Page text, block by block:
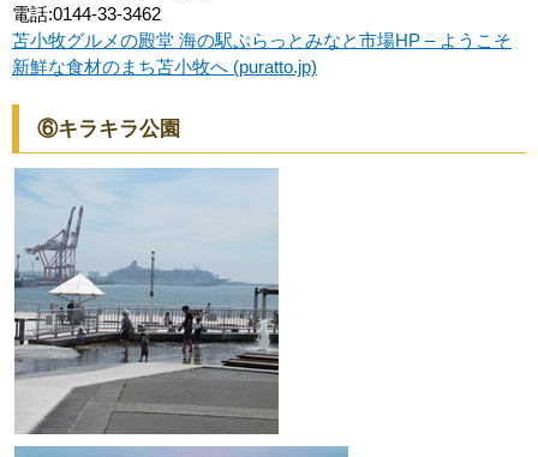
電話:0144-33-3462
苫小牧グルメの殿堂 海の駅ぷらっとみなと市場HP – ようこそ
新鮮な食材のまち苫小牧へ (puratto.jp)
⑥キラキラ公園